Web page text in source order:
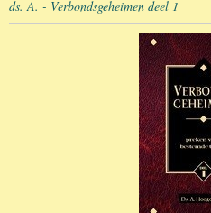
ds. A. - Verbondsgeheimen deel 1